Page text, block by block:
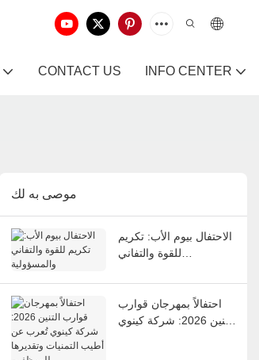
CONTACT US INFO CENTER
موصى به لك
الاحتفال بيوم الأب: تكريم
للقوة والتفاني
احتفالاً بمهرجان قوارب
التنين 2026: شركة كينوي